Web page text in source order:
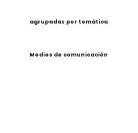
agrupadas por temática
Medios de comunicación